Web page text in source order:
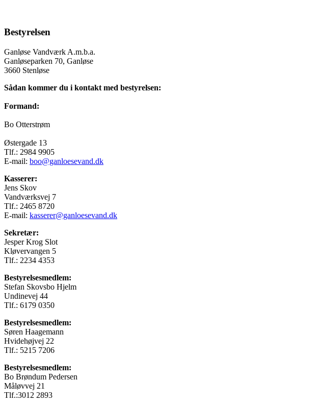
Bestyrelsen
Ganløse Vandværk A.m.b.a.
Ganløseparken 70, Ganløse
3660 Stenløse
Sådan kommer du i kontakt med bestyrelsen:
Formand:
Bo Otterstrøm
Østergade 13
Tlf.: 2984 9905
E-mail: boo@ganloesevand.dk
Kasserer:
Jens Skov
Vandværksvej 7
Tlf.: 2465 8720
E-mail: kasserer@ganloesevand.dk
Sekretær:
Jesper Krog Slot
Kløvervangen 5
Tlf.: 2234 4353
Bestyrelsesmedlem:
Stefan Skovsbo Hjelm
Undinevej 44
Tlf.: 6179 0350
Bestyrelsesmedlem:
Søren Haagemann
Hvidehøjvej 22
Tlf.: 5215 7206
Bestyrelsesmedlem:
Bo Brøndum Pedersen
Måløvvej 21
Tlf.:3012 2893